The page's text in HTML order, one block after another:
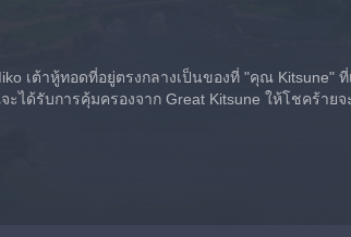
เต้าหู้ทอดที่อยู่ตรงกลางเป็นของที่ "คุณ
ได้รับการคุ้มครองจาก Great Kitsune ให้โชคร้าย